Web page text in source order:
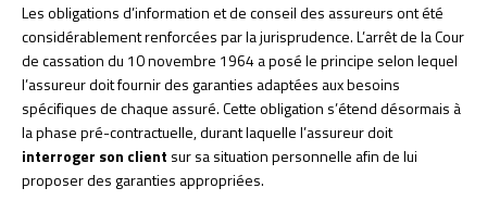
Les obligations d’information et de conseil des assureurs ont été
considérablement renforcées par la jurisprudence. L’arrêt de la Cour
de cassation du 10 novembre 1964 a posé le principe selon lequel
l’assureur doit fournir des garanties adaptées aux besoins
spécifiques de chaque assuré. Cette obligation s’étend désormais à
la phase pré-contractuelle, durant laquelle l’assureur doit
interroger son client sur sa situation personnelle afin de lui
proposer des garanties appropriées.